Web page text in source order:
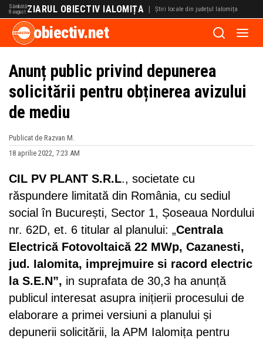
Sâmbătă
8 august ZIARUL OBIECTIV IALOMIȚA | Știri locale din județul Ialomița
obiectiv.net
Anunț public privind depunerea
solicitării pentru obținerea avizului
de mediu
Publicat de Razvan M.
18 aprilie 2022, 7:23 AM
CIL PV PLANT S.R.L., societate cu
răspundere limitată din România, cu sediul
social în București, Sector 1, Șoseaua Nordului
nr. 62D, et. 6 titular al planului: „Centrala
Electrică Fotovoltaică 22 MWp, Cazanesti,
jud. Ialomita, imprejmuire si racord electric
la S.E.N”, in suprafata de 30,3 ha anunță
publicul interesat asupra inițierii procesului de
elaborare a primei versiuni a planului și
depunerii solicitării, la APM Ialomița pentru